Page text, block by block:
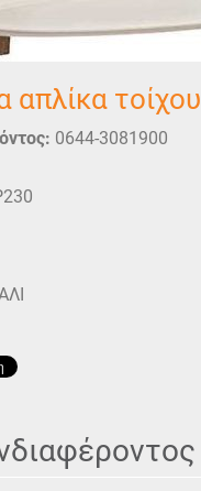
απλίκα τοίχου
0644-3081900